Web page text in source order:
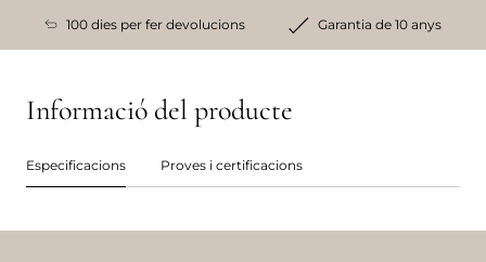
100 dies per fer devolucions Garantia de 10 anys
Informació del producte
Especificacions Proves i certificacions